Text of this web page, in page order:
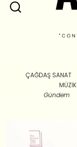
ÇAĞDAŞ SANAT
MÜZIK
Gündem